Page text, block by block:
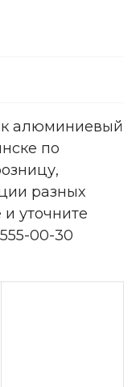
алюминиевый
по
разных
и уточните
00-30